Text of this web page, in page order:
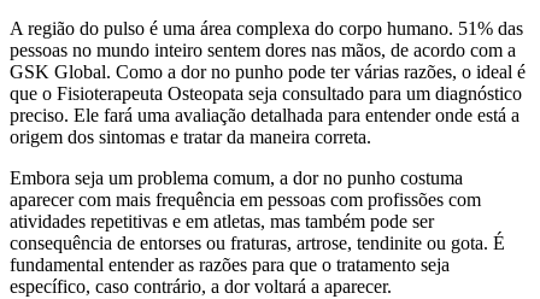
A região do pulso é uma área complexa do corpo humano. 51% das
pessoas no mundo inteiro sentem dores nas mãos, de acordo com a
GSK Global. Como a dor no punho pode ter várias razões, o ideal é
que o Fisioterapeuta Osteopata seja consultado para um diagnóstico
preciso. Ele fará uma avaliação detalhada para entender onde está a
origem dos sintomas e tratar da maneira correta.
Embora seja um problema comum, a dor no punho costuma
aparecer com mais frequência em pessoas com profissões com
atividades repetitivas e em atletas, mas também pode ser
consequência de entorses ou fraturas, artrose, tendinite ou gota. É
fundamental entender as razões para que o tratamento seja
específico, caso contrário, a dor voltará a aparecer.